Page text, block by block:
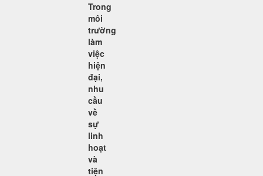
Trong
môi
trường
làm
việc
hiện
đại,
nhu
cầu
về
sự
linh
hoạt
và
tiện